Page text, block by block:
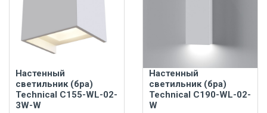
Настенный
светильник (бра)
Technical C155-WL-02-
3W-W
Настенный
светильник (бра)
Technical C190-WL-02-
W